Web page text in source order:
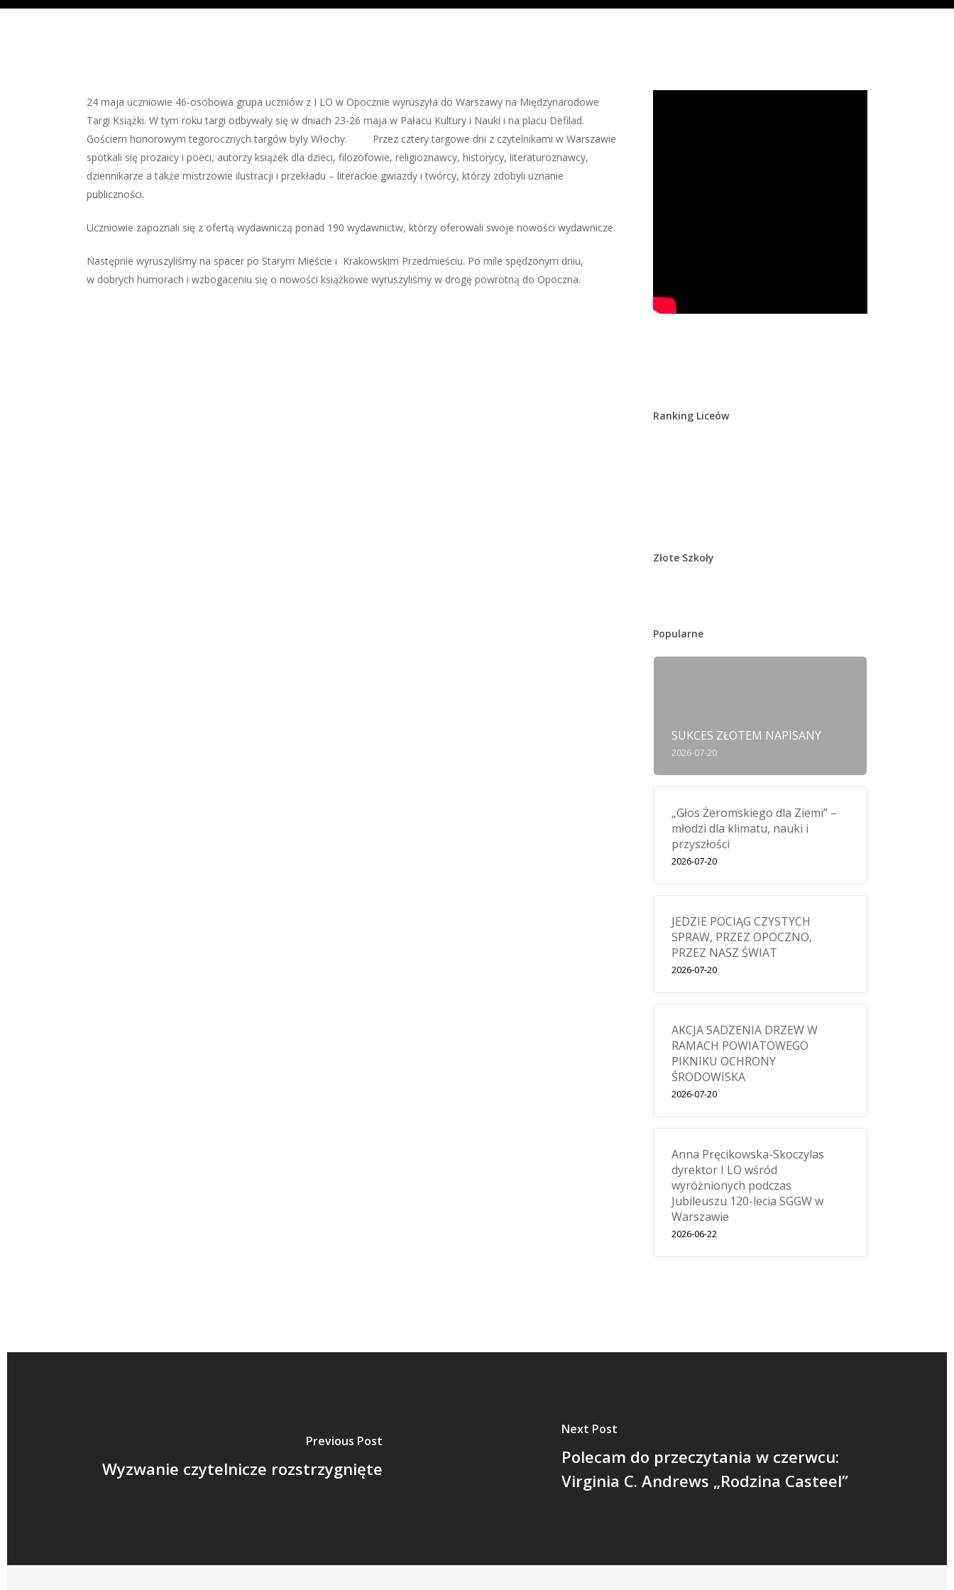
24 maja uczniowie 46-osobowa grupa uczniów z I LO w Opocznie wyruszyła do Warszawy na Międzynarodowe
Targi Książki. W tym roku targi odbywały się w dniach 23-26 maja w Pałacu Kultury i Nauki i na placu Defilad.
Gościem honorowym tegorocznych targów były Włochy. Przez cztery targowe dni z czytelnikami w Warszawie
spotkali się prozaicy i poeci, autorzy książek dla dzieci, filozofowie, religioznawcy, historycy, literaturoznawcy,
dziennikarze a także mistrzowie ilustracji i przekładu – literackie gwiazdy i twórcy, którzy zdobyli uznanie
publiczności.
Uczniowie zapoznali się z ofertą wydawniczą ponad 190 wydawnictw, którzy oferowali swoje nowości wydawnicze.
Następnie wyruszyliśmy na spacer po Starym Mieście i Krakowskim Przedmieściu. Po mile spędzonym dniu,
w dobrych humorach i wzbogaceniu się o nowości książkowe wyruszyliśmy w drogę powrotną do Opoczna.
Ranking Liceów
Złote Szkoły
Popularne
SUKCES ZŁOTEM NAPISANY
2026-07-20
„Głos Żeromskiego dla Ziemi” –
młodzi dla klimatu, nauki i
przyszłości
2026-07-20
JEDZIE POCIĄG CZYSTYCH
SPRAW, PRZEZ OPOCZNO,
PRZEZ NASZ ŚWIAT
2026-07-20
AKCJA SADZENIA DRZEW W
RAMACH POWIATOWEGO
PIKNIKU OCHRONY
ŚRODOWISKA
2026-07-20
Anna Pręcikowska-Skoczylas
dyrektor I LO wśród
wyróżnionych podczas
Jubileuszu 120-lecia SGGW w
Warszawie
2026-06-22
Previous Post
Wyzwanie czytelnicze rozstrzygnięte
Next Post
Polecam do przeczytania w czerwcu:
Virginia C. Andrews „Rodzina Casteel”